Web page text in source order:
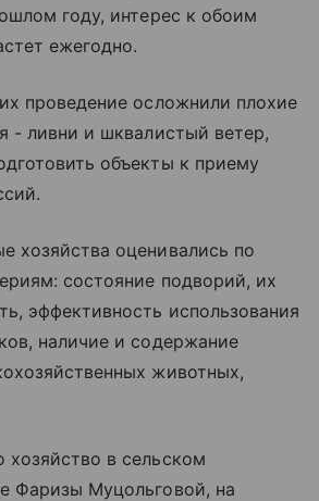
году, интерес к обоим
ежегодно.
проведение осложнили плохие
- ливни и шквалистый ветер,
объекты к приему
хозяйства оценивались по
состояние подворий, их
эффективность использования
наличие и содержание
животных,
в сельском
Фаризы Муцольговой, на